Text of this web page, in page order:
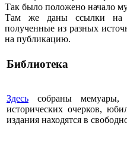
Так было положено начало
Там же даны ссылки на
полученные из разных
на публикацию.
Библиотека
Здесь собраны мемуары,
исторических очерков,
издания находятся в